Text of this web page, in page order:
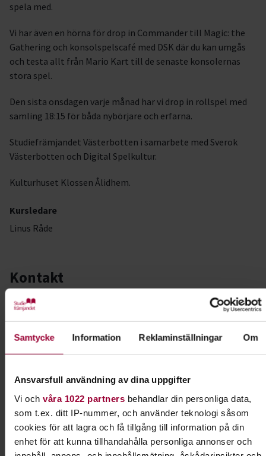
Samtycke Information Reklaminställningar Om
Ansvarsfull användning av dina uppgifter
Vi och våra 1022 partnersbehandlar din personliga data,
som t.ex. ditt IP-nummer, och använder teknologi såsom
cookies för att lagra och få tillgång till information på din
enhet för att kunna tillhandahålla personliga annonser och
spela med.
Vi har även en hörna för drop in Commander till Magic: the
Gathering och konsolspelscafé med DSK där du kan umgås
och testa allt från Mario Kart till de senaste konsolernas
stora spel.
Den sista onsdagen varje månad har vi drop in rollspel med
samling 18:15 för båda nybörjare och erfarna.
Studiefrämjandet Västerbotten i samarbete med Sverok
Västerbotten och Digital Spelkultur.
Kulturhuset Klossen Ålidhem.
Kursledare
Linus Råde
Kontakt
Kvalitet
Skicka e-post
Dela: Facebook LinkedIn E-mail
Spelkultur